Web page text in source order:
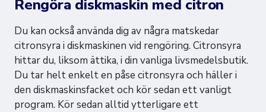
Rengöra diskmaskin med citron
Du kan också använda dig av några matskedar
citronsyra i diskmaskinen vid rengöring. Citronsyra
hittar du, liksom ättika, i din vanliga livsmedelsbutik.
Du tar helt enkelt en påse citronsyra och häller i
den diskmaskinsfacket och kör sedan ett vanligt
program. Kör sedan alltid ytterligare ett